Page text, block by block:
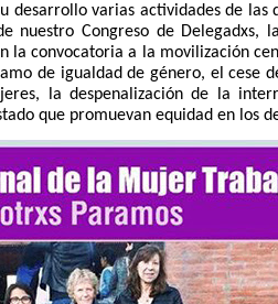
desarrollo varias actividades de las
nuestro Congreso de Delegadxs,
la convocatoria a la movilización
de igualdad de género, el cese
la despenalización de la
que promuevan equidad en los